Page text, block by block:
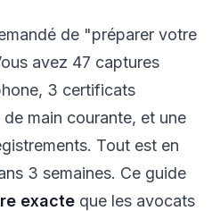
de "préparer votre
avez 47 captures
3 certificats
main courante, et une
Tout est en
3 semaines. Ce guide
exacte que les avocats